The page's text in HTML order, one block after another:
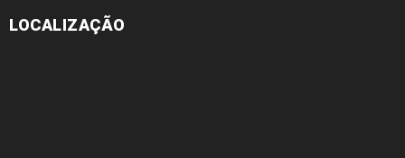
LOCALIZAÇÃO